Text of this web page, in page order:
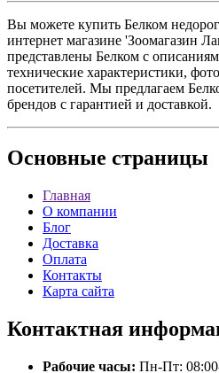
Вы можете купить Белком
интернет магазине 'Зоомагазин
представлены Белком с
технические характеристики,
посетителей. Мы предлагаем
брендов с гарантией и доставкой.
Основные страницы
Главная
О компании
Блог
Доставка
Оплата
Контакты
Карта сайта
Контактная
Рабочие часы: Пн-Пт: